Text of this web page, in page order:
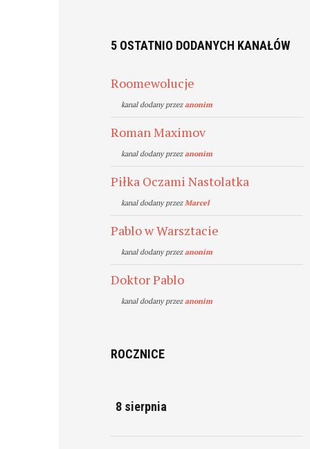
5 OSTATNIO DODANYCH KANAŁÓW
Roomewolucje
kanal dodany przezanonim
Roman Maximov
kanal dodany przezanonim
Piłka Oczami Nastolatka
kanal dodany przezMarcel
Pablo w Warsztacie
kanal dodany przezanonim
Doktor Pablo
kanal dodany przezanonim
ROCZNICE
8 sierpnia